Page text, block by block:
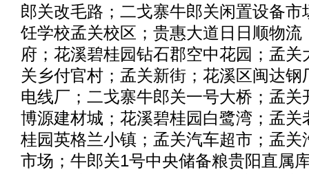
郎关改毛路；二戈寨牛郎关闲置设备市
饪学校孟关校区；贵惠大道日日顺物流
府；花溪碧桂园钻石郡空中花园；孟关
关乡付官村；孟关新街；花溪区闽达钢
电线厂；二戈寨牛郎关一号大桥；孟关
博源建材城；花溪碧桂园白鹭湾；孟关
桂园英格兰小镇；孟关汽车超市；孟关
市场；牛郎关1号中央储备粮贵阳直属